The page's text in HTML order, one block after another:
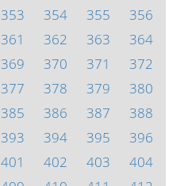
353 354 355
356
361 362 363
364
369 370 371
372
377 378 379
380
385 386 387
388
393 394 395
396
401 402 403
404